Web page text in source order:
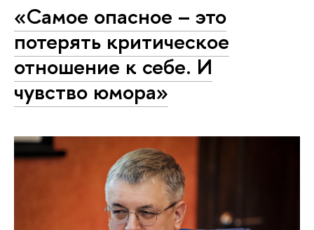
«Самое опасное – это
потерять критическое
отношение к себе. И
чувство юмора»